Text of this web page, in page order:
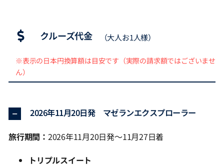
クルーズ代金 （大人お1人様）
※表示の日本円換算額は目安です（実際の請求額ではございませ
ん）
2026年11月20日発 マゼランエクスプローラー
旅行期間： 2026年11月20日発～11月27日着
トリプルスイート